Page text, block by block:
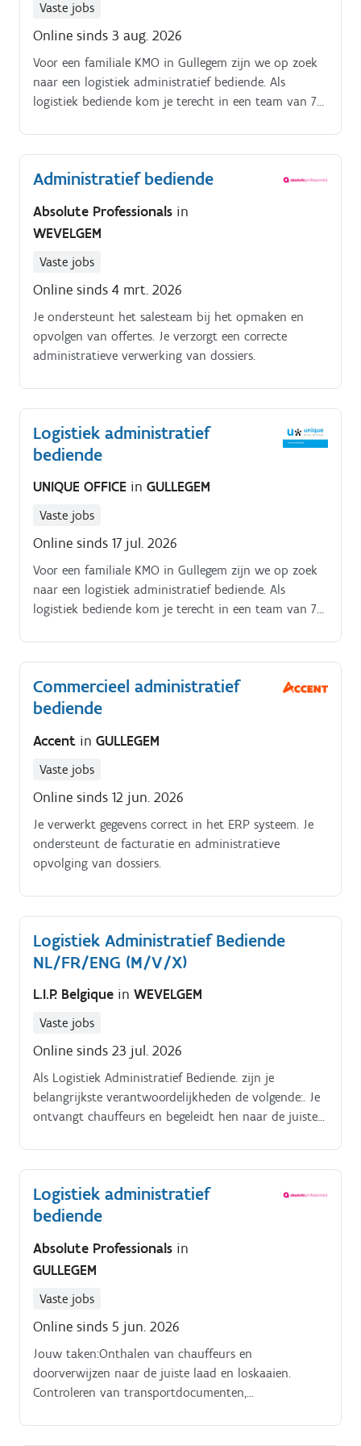
via sociale media (pluspunt)
Vaste jobs
Online sinds 3 aug. 2026
Voor een familiale KMO in Gullegem zijn we op zoek
naar een logistiek administratief bediende. Als
logistiek bediende kom je terecht in een team van 7
klanten.
Administratief bediende
Absolute Professionals in
WEVELGEM
Vaste jobs
Online sinds 4 mrt. 2026
Je ondersteunt het salesteam bij het opmaken en
opvolgen van offertes. Je verzorgt een correcte
administratieve verwerking van dossiers.
Logistiek administratief
bediende
UNIQUE OFFICE in GULLEGEM
Vaste jobs
Online sinds 17 jul. 2026
Voor een familiale KMO in Gullegem zijn we op zoek
naar een logistiek administratief bediende. Als
logistiek bediende kom je terecht in een team van 7
klanten Je werkt in een wekelijks afwisselend
uurrooster, tussen 6u en 21u.
Commercieel administratief
bediende
Accent in GULLEGEM
Vaste jobs
Online sinds 12 jun. 2026
Je verwerkt gegevens correct in het ERP systeem. Je
ondersteunt de facturatie en administratieve
opvolging van dossiers.
Logistiek Administratief Bediende
NL/FR/ENG (M/V/X)
L.I.P. Belgique in WEVELGEM
Vaste jobs
Online sinds 23 jul. 2026
Als Logistiek Administratief Bediende. zijn je
belangrijkste verantwoordelijkheden de volgende:. Je
ontvangt chauffeurs en begeleidt hen naar de juiste
goederen voor en werkt deze correct af Je volgt
orders op en zorgt ervoor dat de orderpickers de
bestellingen efficiënt en correct kunnen klaarzetten Je
beantwoordt vragen van klanten en biedt passende
oplossingen bij wijzigingen of verzoeken Je fungeert
als centraal aanspreekpunt voor chauffeurs,
magazijniers en klanten.
Logistiek administratief
bediende
Absolute Professionals in
GULLEGEM
Vaste jobs
Online sinds 5 jun. 2026
Jouw taken:Onthalen van chauffeurs en
doorverwijzen naar de juiste laad en loskaaien.
Controleren van transportdocumenten,